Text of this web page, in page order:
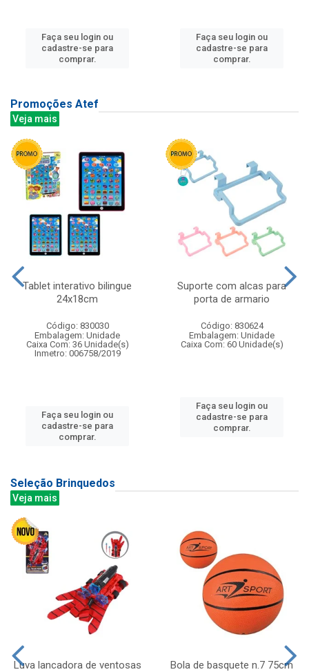
Faça seu login ou
cadastre-se para
comprar.
Faça seu login ou
cadastre-se para
comprar.
Promoções Atef
Veja mais
Tablet interativo bilingue
24x18cm
Código: 830030
Embalagem: Unidade
Caixa Com: 36 Unidade(s)
Inmetro: 006758/2019
Faça seu login ou
cadastre-se para
comprar.
Suporte com alcas para
porta de armario
Código: 830624
Embalagem: Unidade
Caixa Com: 60 Unidade(s)
Faça seu login ou
cadastre-se para
comprar.
Seleção Brinquedos
Veja mais
Luva lancadora de ventosas
Bola de basquete n.7 75cm